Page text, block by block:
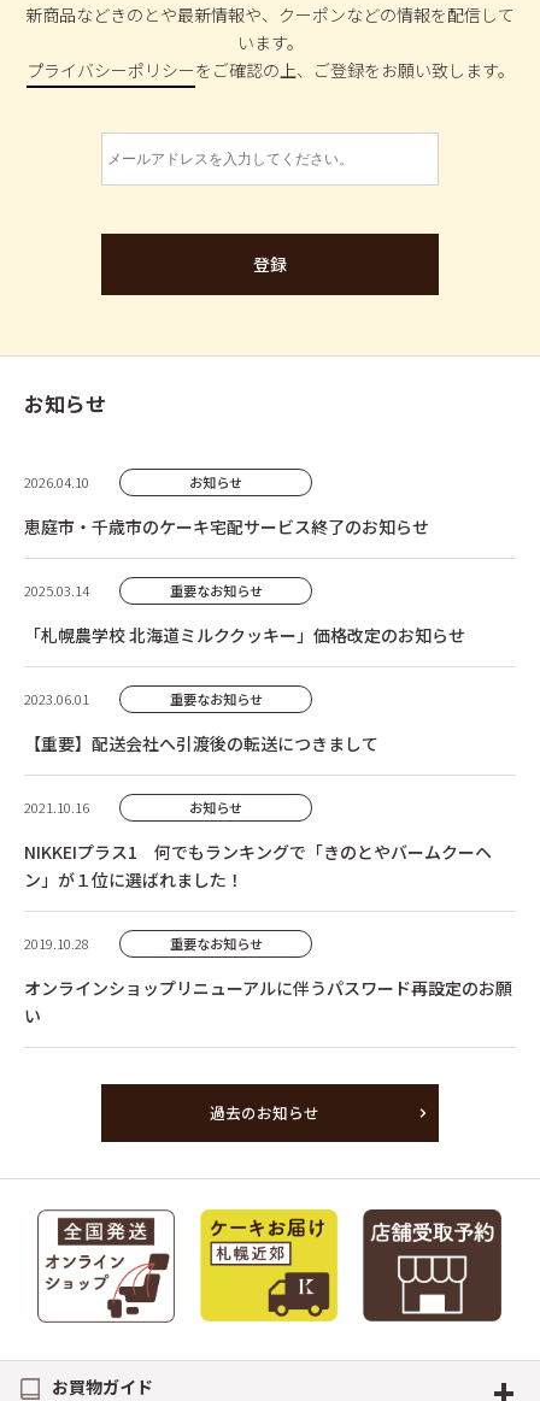
新商品などきのとや最新情報や、クーポンなどの情報を配信して
います。
プライバシーポリシーをご確認の上、ご登録をお願い致します。
登録
お知らせ
2026.04.10 お知らせ
恵庭市・千歳市のケーキ宅配サービス終了のお知らせ
2025.03.14 重要なお知らせ
「札幌農学校 北海道ミルククッキー」価格改定のお知らせ
2023.06.01 重要なお知らせ
【重要】配送会社へ引渡後の転送につきまして
2021.10.16 お知らせ
NIKKEIプラス1 何でもランキングで「きのとやバームクーヘ
ン」が１位に選ばれました！
2019.10.28 重要なお知らせ
オンラインショップリニューアルに伴うパスワード再設定のお願
い
過去のお知らせ
お買物ガイド